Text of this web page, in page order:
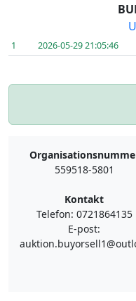
1 2026-05-29 21:05:46
559518-5801
Kontakt
Telefon: 0721864135
E-post: